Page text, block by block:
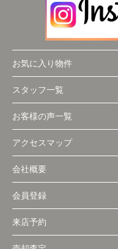
お気に入り物件
スタッフ一覧
お客様の声一覧
アクセスマップ
会社概要
会員登録
来店予約